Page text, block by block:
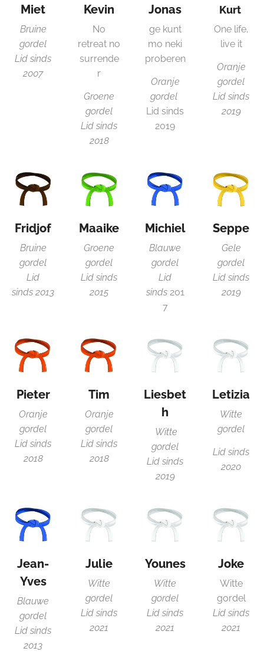
Miet
Bruine
gordel
Lid sinds
2007
Kevin
No
retreat no
surrende
r
Groene
gordel
Lid sinds
2018
Jonas
ge kunt
mo neki
proberen
Oranje
gordel
Lid sinds
2019
Kurt
One life,
live it
Oranje
gordel
Lid sinds
2019
Fridjof
Bruine
gordel
Lid
sinds 2013
Maaike
Groene
gordel
Lid sinds
2015
Michiel
Blauwe
gordel
Lid
sinds201
7
Seppe
Gele
gordel
Lid sinds
2019
Pieter
Oranje
gordel
Lid sinds
2018
Tim
Oranje
gordel
Lid sinds
2018
Liesbet
h
Witte
gordel
Lid sinds
2019
Letizia
Witte
gordel
Lid sinds
2020
Jean-
Yves
Blauwe
gordel
Lid sinds
2013
Julie
Witte
gordel
Lid sinds
2021
Younes
Witte
gordel
Lid sinds
2021
Joke
Witte
gordel
Lid sinds
2021